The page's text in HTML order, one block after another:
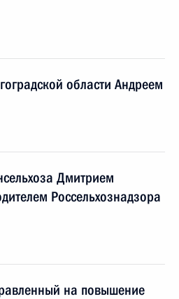
области Андреем
Дмитрием
Россельхознадзора
на повышение